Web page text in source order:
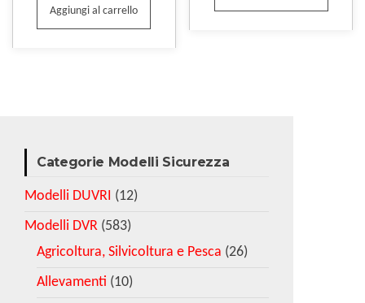
Aggiungi al carrello
Categorie Modelli Sicurezza
Modelli DUVRI (12)
Modelli DVR (583)
Agricoltura, Silvicoltura e Pesca (26)
Allevamenti (10)